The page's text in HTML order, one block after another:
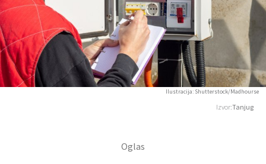
Izvor:Tanjug
Ilustracija: Shutterstock/Madhourse